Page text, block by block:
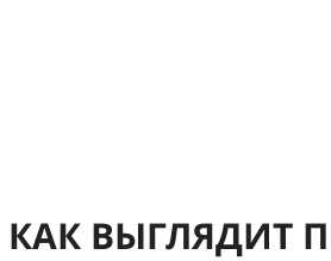
КАК ВЫГЛЯДИТ